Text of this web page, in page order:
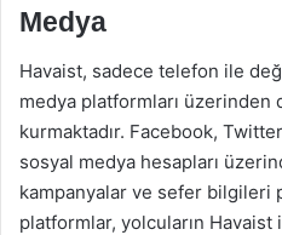
Medya
Havaist, sadece telefon ile
medya platformları üzerinden
kurmaktadır. Facebook,
sosyal medya hesapları
kampanyalar ve sefer bilgileri
platformlar, yolcuların